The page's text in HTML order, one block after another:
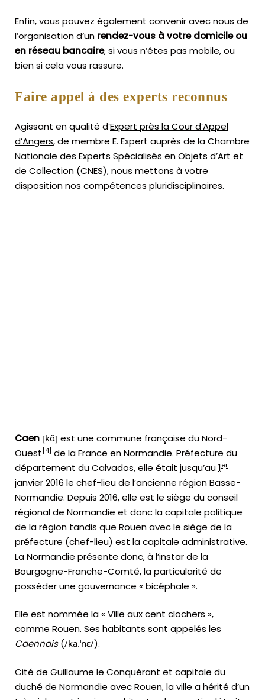
Enfin, vous pouvez également convenir avec nous de
l’organisation d’un rendez-vous à votre domicile ou
en réseau bancaire, si vous n’êtes pas mobile, ou
bien si cela vous rassure.
Faire appel à des experts reconnus
Agissant en qualité d’Expert près la Cour d’Appel
d’Angers, de membre E. Expert auprès de laChambre
Nationale des Experts Spécialisés en Objets d’Art et
de Collection (CNES),nous mettons à votre
disposition nos compétences pluridisciplinaires.
Caen [kɑ̃] est une commune française du Nord-
Ouest [4] de la France en Normandie. Préfecture du
département du Calvados, elle était jusqu’au1er
janvier 2016 le chef-lieu de l’ancienne région Basse-
Normandie. Depuis 2016, elle est le siège du conseil
régional de Normandie et donc la capitale politique
de la région tandis que Rouen avec le siège de la
préfecture (chef-lieu) est la capitale administrative.
La Normandie présente donc, à l’instar de la
Bourgogne-Franche-Comté, la particularité de
posséder une gouvernance « bicéphale ».
Elle est nommée la « Ville aux cent clochers »,
comme Rouen. Ses habitants sont appelés les
Caennais(/ka.ˈnɛ/).
Cité de Guillaume le Conquérant et capitale du
duché de Normandie avec Rouen, la ville a hérité d’un